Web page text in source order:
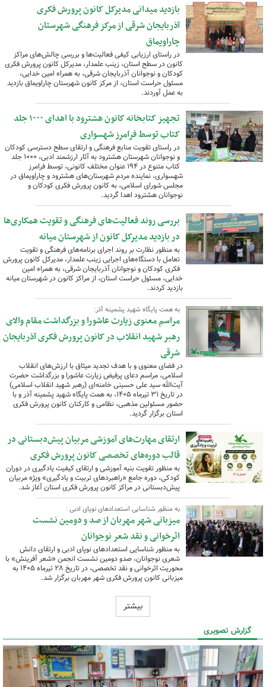
بازدید میدانی مدیرکل کانون پرورش فکری
آذربایجان شرقی از مرکز فرهنگی شهرستان
چاراویماق
در راستای ارزیابی کیفی فعالیت‌ها و بررسی چالش‌های مراکز
کانون در سطح استان، زینب علمدار، مدیرکل کانون پرورش فکری
کودکان و نوجوانان آذربایجان شرقی، به همراه امین خدایی،
مسئول حراست استان، از مرکز کانون شهرستان چاراویماق بازدید
به عمل آوردند.
تجهیز کتابخانه کانون هشترود با اهدای ۱۰۰۰ جلد
کتاب توسط فرامرز شهسواری
در راستای تقویت منابع فرهنگی و ارتقای سطح دسترسی کودکان
و نوجوانان شهرستان هشترود به آثار ارزشمند ادبی، ۱۰۰۰ جلد
کتاب متنوع در ۱۹۴ عنوان مختلف کانونی، توسط فرامرز
شهسواری، نماینده مردم شهرستان‌های هشترود و چاراویماق در
مجلس شورای اسلامی، به کانون پرورش فکری کودکان و
نوجوانان هشترود اهدا گردید.
بررسی روند فعالیت‌های فرهنگی و تقویت همکاری‌ها
در بازدید مدیرکل کانون از شهرستان میانه
به منظور نظارت بر روند اجرای برنامه‌های فرهنگی و تقویت
تعامل با دستگاه‌های اجرایی زینب علمدار، مدیرکل کانون پرورش
فکری کودکان و نوجوانان آذربایجان شرقی، به همراه امین
خدایی، مسئول حراست استان، از مراکز کانون در شهرستان میانه
بازدید کردند.
به همت پایگاه شهید پشمینه آذر:
مراسم معنوی زیارت عاشورا و بزرگداشت مقام والای
رهبر شهید انقلاب در کانون پرورش فکری آذربایجان
شرقی
در فضای معنوی و با هدف تجدید میثاق با ارزش‌های انقلاب
اسلامی، مراسم دعای پرفیض زیارت عاشورا و بزرگداشت حضرت
آیت‌الله سید علی حسینی خامنه‌ای (رهبر شهید انقلاب اسلامی)
در تاریخ ۳۱ تیرماه ۱۴۰۵، به همت پایگاه شهید پشمینه آذر و با
حضور مسئولین مذهبی، نظامی و کارکنان کانون پرورش فکری
استان برگزار گردید.
ارتقای مهارت‌های آموزشی مربیان پیش‌دبستانی در
قالب دوره‌های تخصصی کانون پرورش فکری
به منظور تقویت بنیه آموزشی و ارتقای کیفیت یادگیری در دوران
کودکی، دوره جامع «راهبردهای تربیت و یادگیری» ویژه مربیان
پیش‌دبستانی در مراکز کانون پرورش فکری استان آغاز شد.
به منظور شناسایی استعدادهای نوپای ادبی :
میزبانی شهر مهربان از صد و دومین نشست
اثرخوانی و نقد شعر نوجوانان
به منظور شناسایی استعدادهای نوپای ادبی و ارتقای دانش
شعری نوجوانان، صدو دومین نشست انجمن «شعر آفرینش» با
محوریت اثرخوانی و نقد تخصصی، در تاریخ ۲۸ تیرماه ۱۴۰۵ به
میزبانی کانون پرورش فکری شهر مهربان برگزار شد.
بیشتر
گزارش تصویری